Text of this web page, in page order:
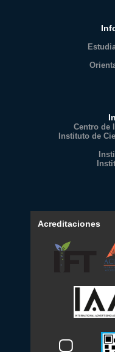
Centro de
Instituto de
Acreditaciones